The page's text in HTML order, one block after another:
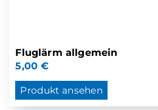
Fluglärm allgemein
5,00€
Produkt ansehen